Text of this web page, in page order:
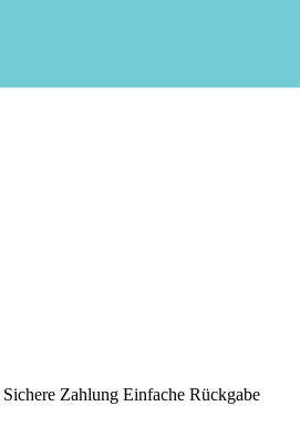
Sichere Zahlung Einfache Rückgabe